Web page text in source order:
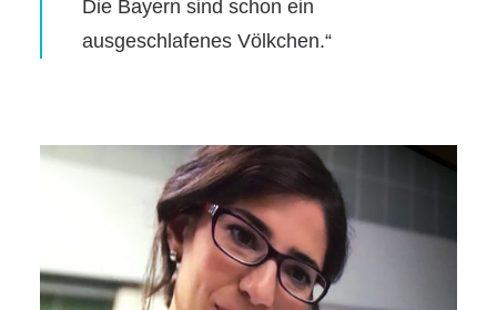
Die Bayern sind schon ein
ausgeschlafenes Völkchen.“